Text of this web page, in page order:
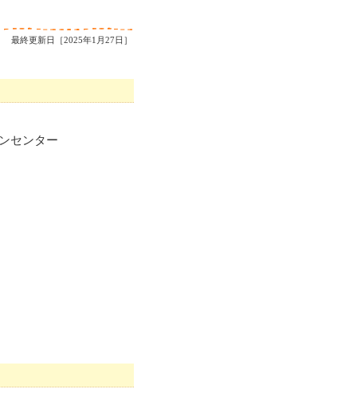
最終更新日［2025年1月27日］
センター